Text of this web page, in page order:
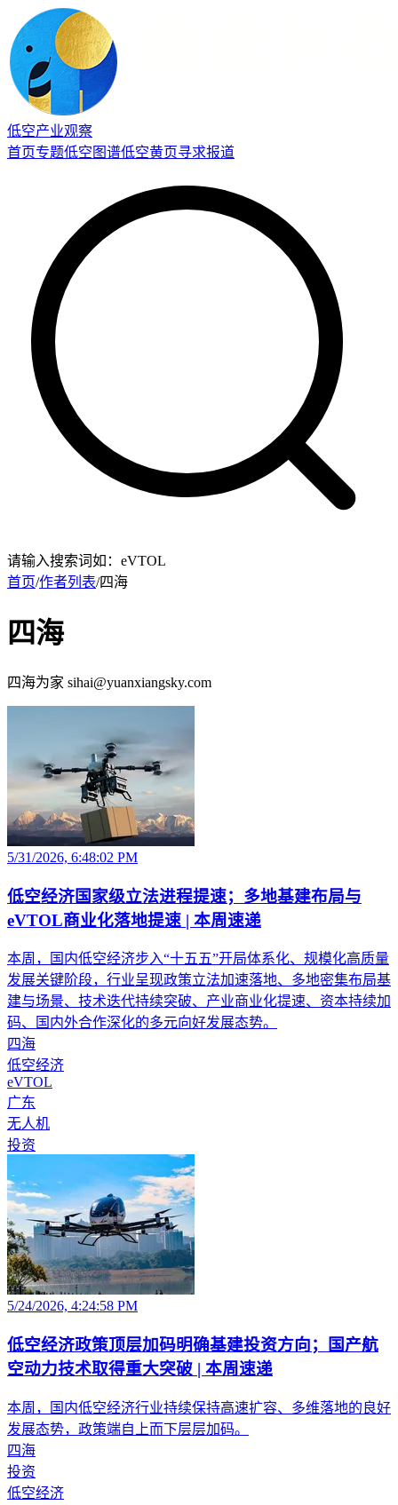
低空产业观察
首页专题低空图谱低空黄页寻求报道
请输入搜索词如：eVTOL
首页/作者列表/四海
四海
四海为家 sihai@yuanxiangsky.com
5/31/2026, 6:48:02 PM
低空经济国家级立法进程提速；多地基建布局与
eVTOL商业化落地提速 | 本周速递
本周，国内低空经济步入“十五五”开局体系化、规模化高质量
发展关键阶段，行业呈现政策立法加速落地、多地密集布局基
建与场景、技术迭代持续突破、产业商业化提速、资本持续加
码、国内外合作深化的多元向好发展态势。
四海
低空经济
eVTOL
广东
无人机
投资
5/24/2026, 4:24:58 PM
低空经济政策顶层加码明确基建投资方向；国产航
空动力技术取得重大突破 | 本周速递
本周，国内低空经济行业持续保持高速扩容、多维落地的良好
发展态势，政策端自上而下层层加码。
四海
投资
低空经济